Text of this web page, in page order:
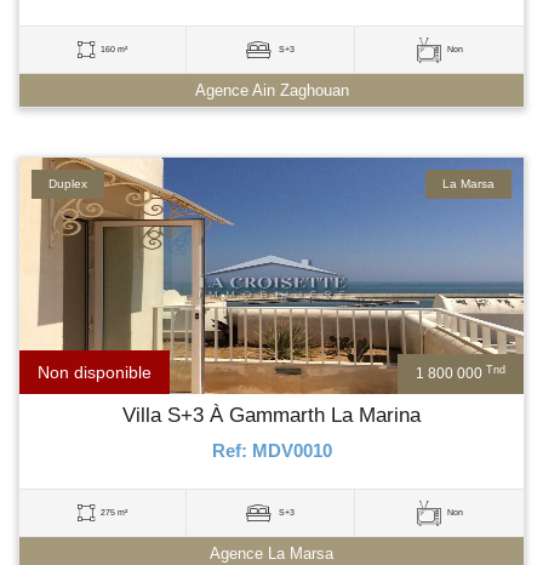
160 m² S+3 Non
Agence Ain Zaghouan
1 800 000 Tnd
Non disponible
La Marsa
Duplex
Villa S+3 À Gammarth La Marina
Ref: MDV0010
275 m² S+3 Non
Agence La Marsa